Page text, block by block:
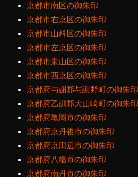
京都市南区の御朱印
京都市右京区の御朱印
京都市山科区の御朱印
京都市左京区の御朱印
京都市東山区の御朱印
京都市西京区の御朱印
京都府与謝郡与謝野町の御朱印
京都府乙訓郡大山崎町の御朱印
京都府亀岡市の御朱印
京都府京丹後市の御朱印
京都府京田辺市の御朱印
京都府八幡市の御朱印
京都府南丹市の御朱印